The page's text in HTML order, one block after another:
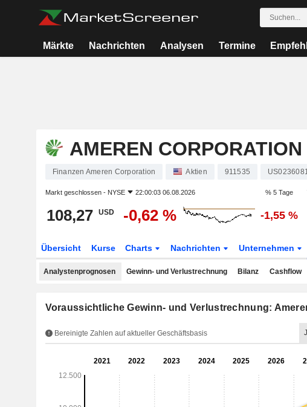
Märkte Nachrichten Analysen Termine
AMEREN CORPORATION
Finanzen Ameren Corporation Aktien 911535
Markt geschlossen - NYSE 22:00:03 06.08.2026 % 5 Tage
108,27 USD -0,62 % -1,55 %
Übersicht Kurse Charts Nachrichten Unternehmen
Analystenprognosen Gewinn- und Verlustrechnung Bilanz Cashflow
Voraussichtliche Gewinn- und Verlustrechnung:
Bereinigte Zahlen auf aktueller Geschäftsbasis